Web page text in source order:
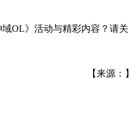
OL》活动与精彩内容？请关
【来源：】